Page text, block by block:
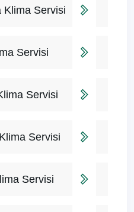
Klima Servisi
Servisi
Servisi
Servisi
Servisi